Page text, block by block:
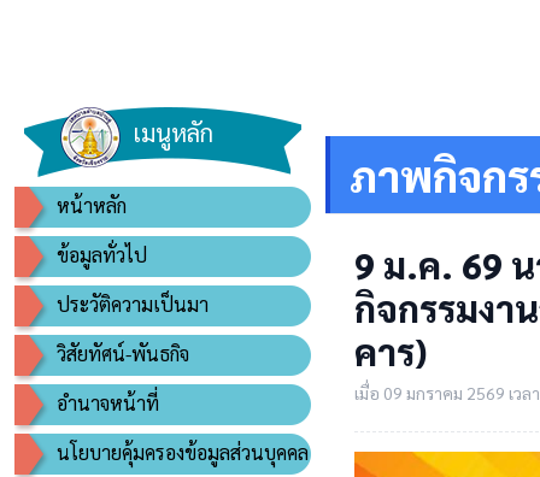
เมนูหลัก
หน้าหลัก
ข้อมูลทั่วไป
ประวัติความเป็นมา
วิสัยทัศน์-พันธกิจ
อำนาจหน้าที่
นโยบายคุ้มครองข้อมูลส่วนบุคคล
ภาพกิจกร
9 ม.ค. 69
กิจกรรมงา
คาร)
เมื่อ 09 มกราคม 2569 เว